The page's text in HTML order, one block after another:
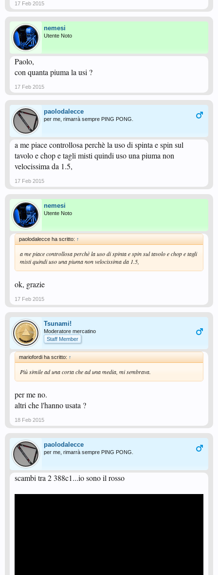
17 Feb 2015
nemesi
Utente Noto
Paolo,
con quanta piuma la usi ?
17 Feb 2015
paolodalecce
per me, rimarrà sempre PING PONG.
a me piace controllosa perchè la uso di spinta e spin sul
tavolo e chop e tagli misti quindi uso una piuma non
velocissima da 1.5,
17 Feb 2015
nemesi
Utente Noto
paolodalecce ha scritto: ↑
a me piace controllosa perchè la uso di spinta e spin sul tavolo e chop e tagli
misti quindi uso una piuma non velocissima da 1.5,
ok, grazie
17 Feb 2015
Tsunami!
Moderatore mercatino
Staff Member
mariofordi ha scritto: ↑
Più simile ad una corta che ad una media, mi sembrava.
per me no.
altri che l'hanno usata ?
18 Feb 2015
paolodalecce
per me, rimarrà sempre PING PONG.
scambi tra 2 388c1...io sono il rosso